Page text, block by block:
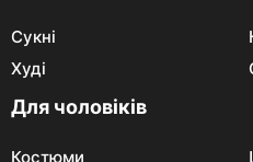
Сукні
Худі
Для чоловіків
Костюми